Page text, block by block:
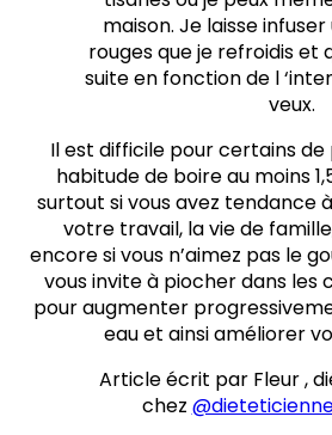
maison. Je laisse
rouges que je refroidis et
suite en fonction de l
veux.
Il est difficile pour certains
habitude de boire au moins
surtout si vous avez tendance
votre travail, la vie de
encore si vous n’aimez pas le
vous invite à piocher dans les
pour augmenter
eau et ainsi améliorer
Article écrit par Fleur ,
chez